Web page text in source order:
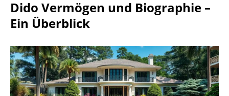
Dido Vermögen und Biographie –
Ein Überblick